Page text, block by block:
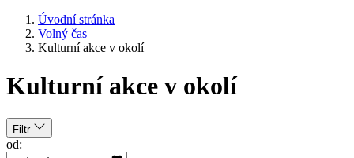
Úvodní stránka
Volný čas
Kulturní akce v okolí
Kulturní akce v okolí
Filtr
od: